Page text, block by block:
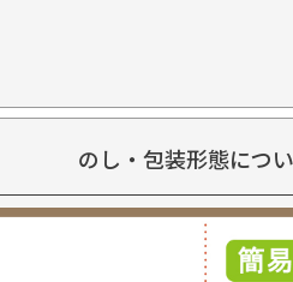
のし・包装形態につ